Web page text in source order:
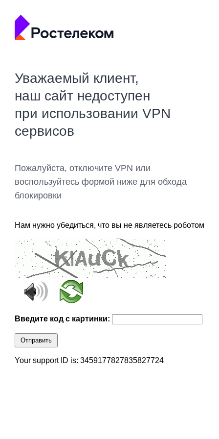
Уважаемый клиент,
наш сайт недоступен
при использовании VPN
сервисов
Пожалуйста, отключите VPN или
воспользуйтесь формой ниже для обхода
блокировки
Нам нужно убедиться, что вы не являетесь роботом
Введите код с картинки:
Отправить
Your support ID is: 3459177827835827724